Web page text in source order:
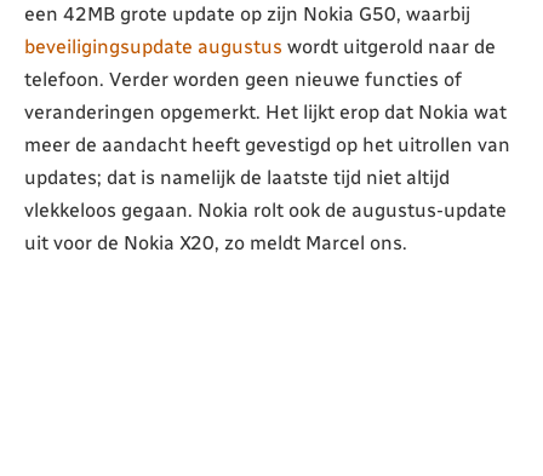
een 42MB grote update op zijn Nokia G50, waarbij
beveiligingsupdate augustus wordt uitgerold naar de
telefoon. Verder worden geen nieuwe functies of
veranderingen opgemerkt. Het lijkt erop dat Nokia wat
meer de aandacht heeft gevestigd op het uitrollen van
updates; dat is namelijk de laatste tijd niet altijd
vlekkeloos gegaan. Nokia rolt ook de augustus-update
uit voor de Nokia X20, zo meldt Marcel ons.